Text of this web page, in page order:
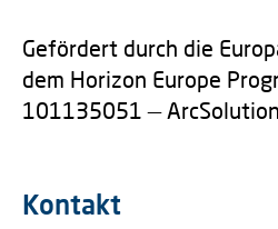
Gefördert durch die
dem Horizon Europe
101135051 — ArcSolution
Kontakt